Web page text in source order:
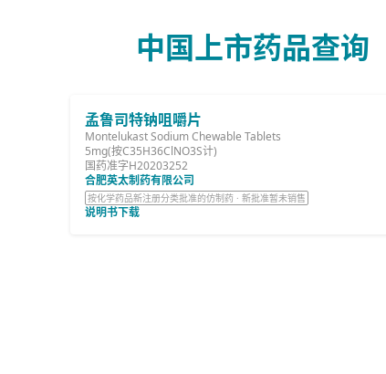
中国上市药品查询
孟鲁司特钠咀嚼片
Montelukast Sodium Chewable Tablets
5mg(按C35H36ClNO3S计)
国药准字H20203252
合肥英太制药有限公司
按化学药品新注册分类批准的仿制药 · 新批准暂未销售
说明书下载